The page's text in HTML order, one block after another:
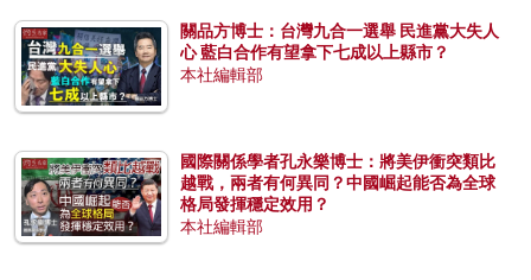
關品方博士：台灣九合一選舉 民進黨大失人
心 藍白合作有望拿下七成以上縣市？
本社編輯部
國際關係學者孔永樂博士：將美伊衝突類比
越戰，兩者有何異同？中國崛起能否為全球
格局發揮穩定效用？
本社編輯部